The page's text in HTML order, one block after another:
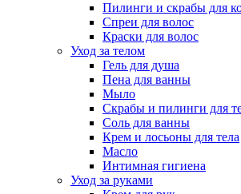
Пилинги и скрабы для
Спреи для волос
Краски для волос
Уход за телом
Гель для душа
Пена для ванны
Мыло
Скрабы и пилинги для
Соль для ванны
Крем и лосьоны для тела
Масло
Интимная гигиена
Уход за руками